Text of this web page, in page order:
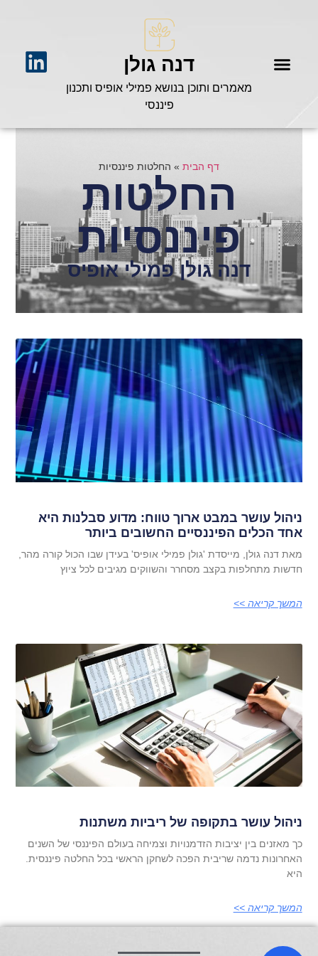
דנה גולן
מאמרים ותוכן בנושא פמילי אופיס ותכנון
פיננסי
דף הבית » החלטות פיננסיות
החלטות
פיננסיות
דנה גולן פמילי אופיס
ניהול עושר במבט ארוך טווח: מדוע סבלנות היא
אחד הכלים הפיננסיים החשובים ביותר
מאת דנה גולן, מייסדת 'גולן פמילי אופיס' בעידן שבו הכול קורה מהר,
חדשות מתחלפות בקצב מסחרר והשווקים מגיבים לכל ציוץ
המשך קריאה >>
ניהול עושר בתקופה של ריביות משתנות
כך מאזנים בין יציבות הזדמנויות וצמיחה בעולם הפיננסי של השנים
האחרונות נדמה שריבית הפכה לשחקן הראשי בכל החלטה פיננסית.
היא
המשך קריאה >>